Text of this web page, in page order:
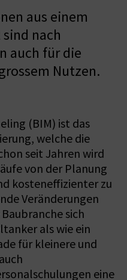
aus einem
nach
auch für die
Nutzen.
(BIM) ist das
welche die
seit Jahren wird
von der Planung
kosteneffizienter zu
Veränderungen
sich
als wie ein
für kleinere und
eine